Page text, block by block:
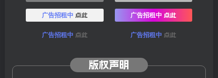
广告招租中 点此 广告招租中 点此
广告招租中 点此 广告招租中 点此
版权声明